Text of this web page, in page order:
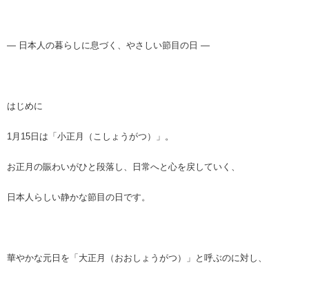
― 日本人の暮らしに息づく、やさしい節目の日 ―
はじめに
1月15日は「小正月（こしょうがつ）」。
お正月の賑わいがひと段落し、日常へと心を戻していく、
日本人らしい静かな節目の日です。
華やかな元日を「大正月（おおしょうがつ）」と呼ぶのに対し、